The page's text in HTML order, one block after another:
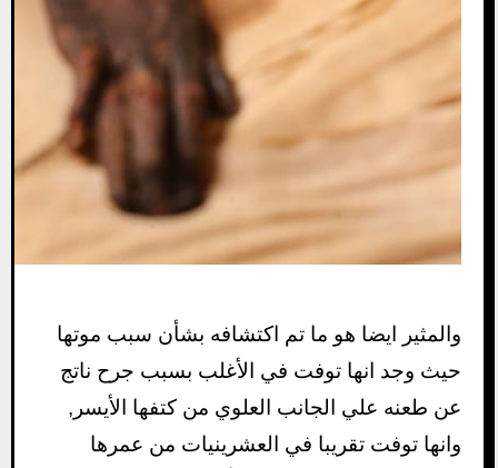
والمثير ايضا هو ما تم اكتشافه بشأن سبب موتها
حيث وجد انها توفت في الأغلب بسبب جرح ناتج
عن طعنه علي الجانب العلوي من كتفها الأيسر,
وانها توفت تقريبا في العشرينيات من عمرها